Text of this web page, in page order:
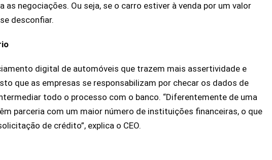
as negociações. Ou seja, se o carro estiver à venda por um valor
desconfiar.
digital de automóveis que trazem mais assertividade e
que as empresas se responsabilizam por checar os dados de
todo o processo com o banco. “Diferentemente de uma
parceria com um maior número de instituições financeiras, o que
de crédito”, explica o CEO.